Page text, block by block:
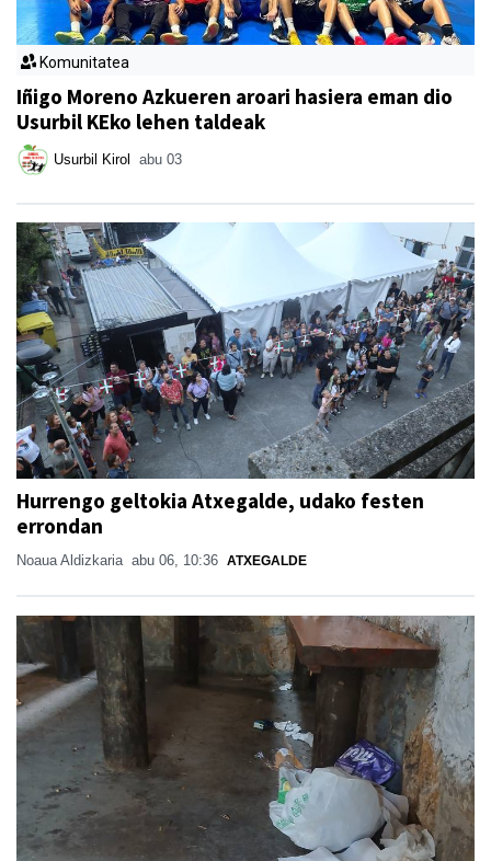
Komunitatea
Iñigo Moreno Azkueren aroari hasiera eman dio
Usurbil KEko lehen taldeak
Usurbil Kirol abu 03
Hurrengo geltokia Atxegalde, udako festen
errondan
Noaua Aldizkaria abu 06, 10:36 ATXEGALDE